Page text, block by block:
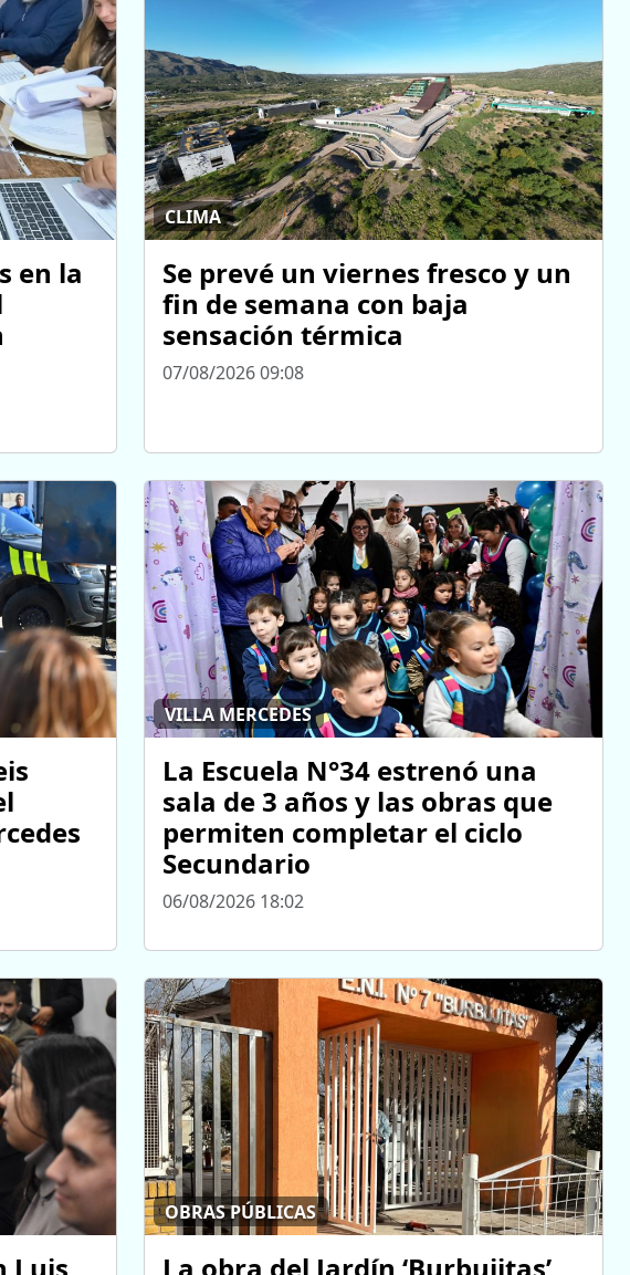
en la
CLIMA
Se prevé un viernes fresco y un
fin de semana con baja
sensación térmica
07/08/2026 09:08
VILLA MERCEDES
La Escuela N°34 estrenó una
sala de 3 años y las obras que
permiten completar el ciclo
Secundario
06/08/2026 18:02
OBRAS PÚBLICAS